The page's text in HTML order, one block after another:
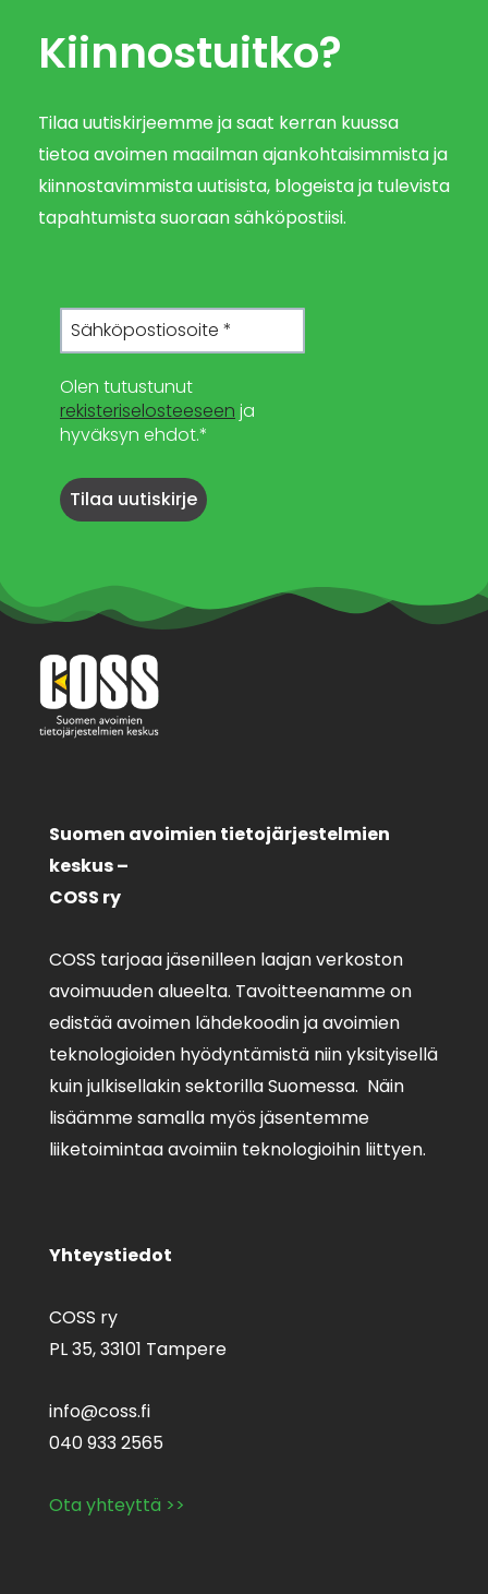
Kiinnostuitko?
Tilaa uutiskirjeemme ja saat kerran kuussa
tietoa avoimen maailman ajankohtaisimmista ja
kiinnostavimmista uutisista, blogeista ja tulevista
tapahtumista suoraan sähköpostiisi.
Olen tutustunut
rekisteriselosteeseen ja
hyväksyn ehdot.*
Suomen avoimien tietojärjestelmien
keskus –
COSS ry
COSS tarjoaa jäsenilleen laajan verkoston
avoimuuden alueelta. Tavoitteenamme on
edistää avoimen lähdekoodin ja avoimien
teknologioiden hyödyntämistä niin yksityisellä
kuin julkisellakin sektorilla Suomessa. Näin
lisäämme samalla myös jäsentemme
liiketoimintaa avoimiin teknologioihin liittyen.
Yhteystiedot
COSS ry
PL 35,33101 Tampere
info@coss.fi
040 933 2565
Ota yhteyttä >>